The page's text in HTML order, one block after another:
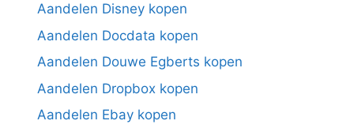
Aandelen Disney kopen
Aandelen Docdata kopen
Aandelen Douwe Egberts kopen
Aandelen Dropbox kopen
Aandelen Ebay kopen